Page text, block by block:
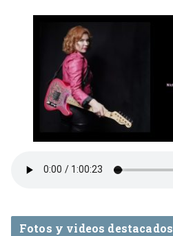
Fotos y videos destacados